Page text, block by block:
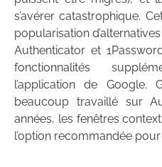
s’avérer catastrophique.
popularisation
Authenticator et
fonctionnalités
l’application de Google.
beaucoup travaillé sur
années, les fenêtres
l’option recommandée